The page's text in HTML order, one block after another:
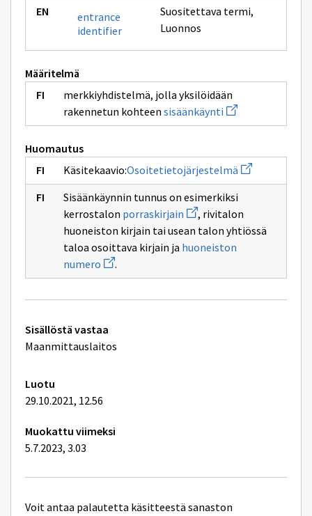
entrance
identifier
Suositettava termi,
Luonnos
Määritelmä
merkkiyhdistelmä, jolla yksilöidään
rakennetun kohteen sisäänkäynti Avaa
uuden
ikkunan
Huomautus
Käsitekaavio:Osoitetietojärjestelmä Avaa
uuden
ikkunan
sivulle
Sisäänkäynnin tunnus on esimerkiksi
kerrostalon porraskirjain Avaa
uuden
ikkunan
sivulle
porraskirjain
, rivitalon
huoneiston kirjain tai usean talon yhtiössä
taloa osoittava kirjain ja huoneiston
numero Avaa
uuden
ikkunan
.
Tekniset
lisätiedot
Sisällöstä vastaa
Maanmittauslaitos
Luotu
29.10.2021, 12.56
Muokattu viimeksi
5.7.2023, 3.03
Voit antaa palautetta käsitteestä sanaston